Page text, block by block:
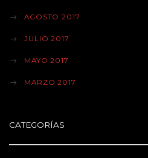
AGOSTO 2017
JULIO 2017
MAYO 2017
MARZO 2017
CATEGORÍAS